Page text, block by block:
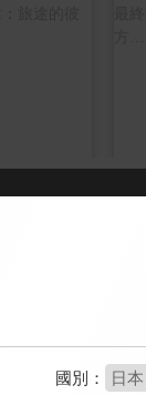
國別： 日本